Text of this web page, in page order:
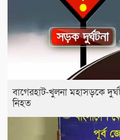
বাগেরহাট-খুলনা মহাসড়কে
নিহত